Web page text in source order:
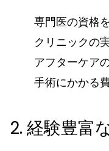
専門医の資格
クリニックの
アフターケア
手術にかかる
2. 経験豊富